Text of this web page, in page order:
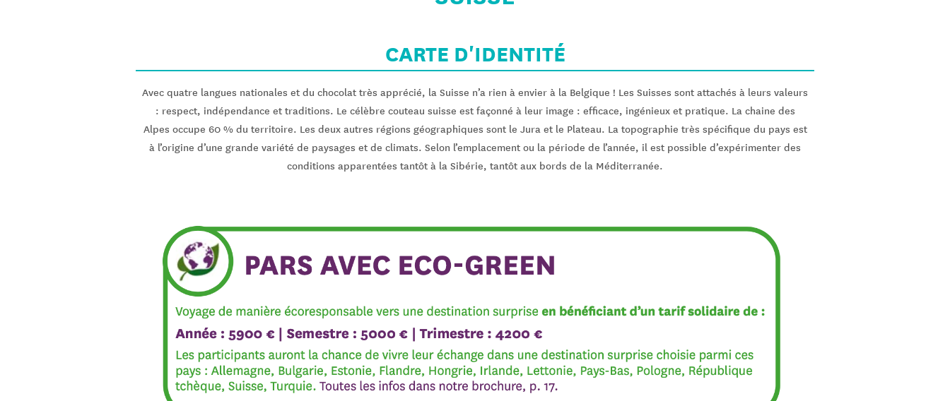
CARTE D'IDENTITÉ
Avec quatre langues nationales et du chocolat très apprécié, la Suisse n’a rien à envier à la Belgique ! Les Suisses sont attachés à leurs valeurs
: respect, indépendance et traditions. Le célèbre couteau suisse est façonné à leur image : efficace, ingénieux et pratique. La chaine des
Alpes occupe 60 % du territoire. Les deux autres régions géographiques sont le Jura et le Plateau. La topographie très spécifique du pays est
à l’origine d’une grande variété de paysages et de climats. Selon l’emplacement ou la période de l’année, il est possible d’expérimenter des
conditions apparentées tantôt à la Sibérie, tantôt aux bords de la Méditerranée.